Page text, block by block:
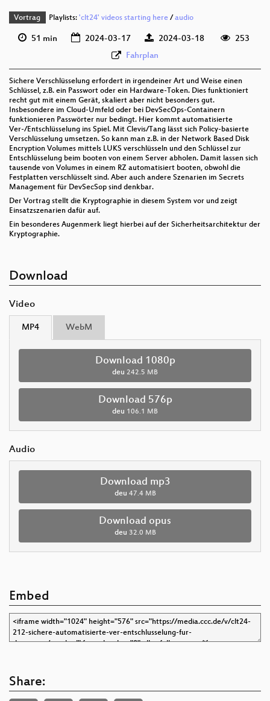
Vortrag Playlists: 'clt24' videos starting here/ audio
51 min 2024-03-17 2024-03-18
253
Fahrplan
Sichere Verschlüsselung erfordert in irgendeiner Art und Weise einen
Schlüssel, z.B. ein Passwort oder ein Hardware-Token. Dies funktioniert
recht gut mit einem Gerät, skaliert aber nicht besonders gut.
Insbesondere im Cloud-Umfeld oder bei DevSecOps-Containern
funktionieren Passwörter nur bedingt. Hier kommt automatisierte
Ver-/Entschlüsselung ins Spiel. Mit Clevis/Tang lässt sich Policy-basierte
Verschlüsselung umsetzen. So kann man z.B. in der Network Based Disk
Encryption Volumes mittels LUKS verschlüsseln und den Schlüssel zur
Entschlüsselung beim booten von einem Server abholen. Damit lassen sich
tausende von Volumes in einem RZ automatisiert booten, obwohl die
Festplatten verschlüsselt sind. Aber auch andere Szenarien im Secrets
Management für DevSecSop sind denkbar.
Der Vortrag stellt die Kryptographie in diesem System vor und zeigt
Einsatzszenarien dafür auf.
Ein besonderes Augenmerk liegt hierbei auf der Sicherheitsarchitektur der
Kryptographie.
Download
Video
MP4 WebM
Download 1080p
deu 242.5 MB
Download 576p
deu 106.1 MB
Audio
Download mp3
deu 47.4 MB
Download opus
deu 32.0 MB
Embed
Share: